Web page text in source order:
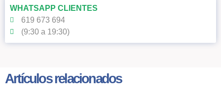
WHATSAPP CLIENTES
619 673 694
(9:30 a 19:30)
Artículos relacionados